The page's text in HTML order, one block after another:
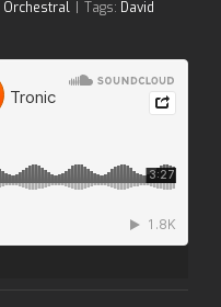
Orchestral Tags: David